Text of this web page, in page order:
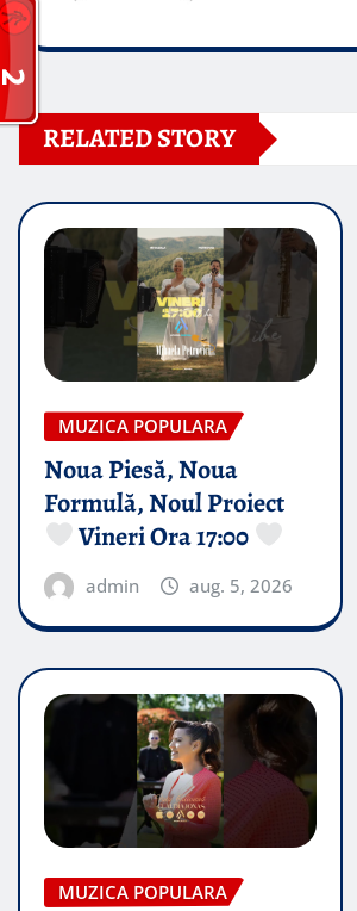
RELATED STORY
MUZICA POPULARA
Noua Piesă, Noua
Formulă, Noul Proiect
Vineri Ora 17:00
admin aug. 5, 2026
MUZICA POPULARA